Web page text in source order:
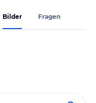
Bilder Fragen